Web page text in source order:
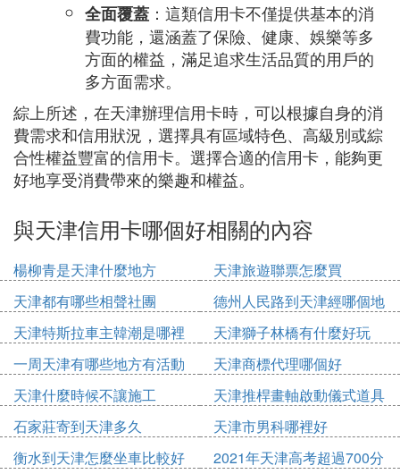
全面覆蓋 ：這類信用卡不僅提供基本的消
費功能，還涵蓋了保險、健康、娛樂等多
方面的權益，滿足追求生活品質的用戶的
多方面需求。
綜上所述，在天津辦理信用卡時，可以根據自身的消
費需求和信用狀況，選擇具有區域特色、高級別或綜
合性權益豐富的信用卡。選擇合適的信用卡，能夠更
好地享受消費帶來的樂趣和權益。
與天津信用卡哪個好相關的內容
楊柳青是天津什麼地方
天津旅遊聯票怎麼買
天津都有哪些相聲社團
德州人民路到天津經哪個地
方
天津特斯拉車主韓潮是哪裡
天津獅子林橋有什麼好玩
一周天津有哪些地方有活動
天津商標代理哪個好
天津什麼時候不讓施工
天津推桿畫軸啟動儀式道具
多少錢
石家莊寄到天津多久
天津市男科哪裡好
衡水到天津怎麼坐車比較好
2021年天津高考超過700分